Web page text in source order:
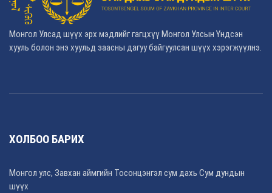
Монгол Улсад шүүх эрх мэдлийг гагцхүү Монгол Улсын Үндсэн
хууль болон энэ хуульд заасны дагуу байгуулсан шүүх хэрэгжүүлнэ.
ХОЛБОО БАРИХ
Монгол улс, Завхан аймгийн Тосонцэнгэл сум дахь Сум дундын
шүүх